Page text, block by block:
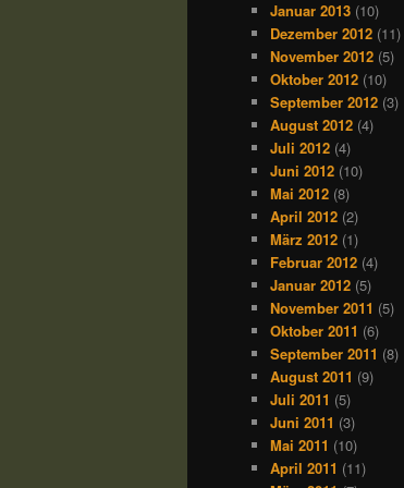
Januar 2013 (10)
Dezember 2012 (11)
November 2012 (5)
Oktober 2012 (10)
September 2012 (3)
August 2012 (4)
Juli 2012 (4)
Juni 2012 (10)
Mai 2012 (8)
April 2012 (2)
März 2012 (1)
Februar 2012 (4)
Januar 2012 (5)
November 2011 (5)
Oktober 2011 (6)
September 2011 (8)
August 2011 (9)
Juli 2011 (5)
Juni 2011 (3)
Mai 2011 (10)
April 2011 (11)